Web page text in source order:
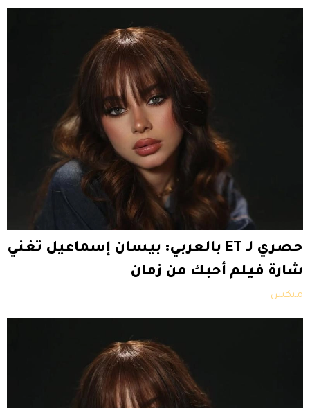
حصري لـ ET بالعربي: بيسان إسماعيل تغني
شارة فيلم أحبك من زمان
ميكس